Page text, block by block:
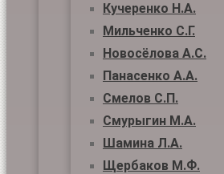
Кучеренко Н.А.
Мильченко С.Г.
Новосёлова А.С.
Панасенко А.А.
Смелов С.П.
Смурыгин М.А.
Шамина Л.А.
Щербаков М.Ф.